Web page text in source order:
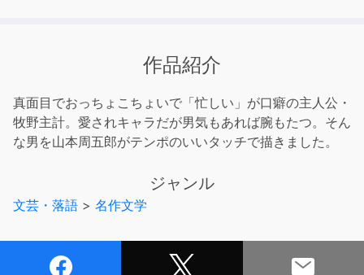
作品紹介
真面目でおっちょこちょいで「忙しい」が口癖の主人公・
牧野主計。愛されキャラだが男気もあれば腕もたつ。そん
な男を山本周五郎がテンポのいいタッチで描きました。
ジャンル
文芸・落語 > 名作文学